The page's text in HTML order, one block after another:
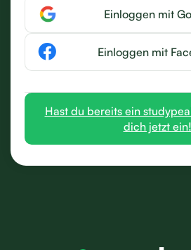
Einloggen mit
Einloggen mit
Hast du bereits ein
dich jetzt ein!